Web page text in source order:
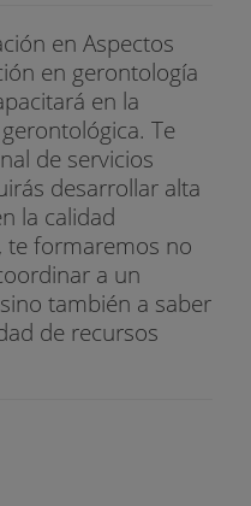
públicas y
y sociales. Estudió
y la prueba de
Grado Superior de
de Género
está
Social por la
horas de formación
como
de Ocio y Tiempo
en Educación Infantil
en Aspectos
en gerontología
en la
Te
de servicios
desarrollar alta
la calidad
te formaremos no
a un
también a saber
de recursos